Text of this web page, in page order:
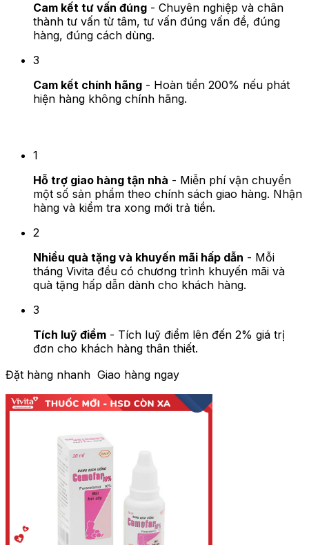
Cam kết tư vấn đúng - Chuyên nghiệp và chân
thành tư vấn từ tâm, tư vấn đúng vấn đề, đúng
hàng, đúng cách dùng.
3
Cam kết chính hãng - Hoàn tiền 200% nếu phát
hiện hàng không chính hãng.
1
Hỗ trợ giao hàng tận nhà - Miễn phí vận chuyển
một số sản phẩm theo chính sách giao hàng. Nhận
hàng và kiểm tra xong mới trả tiền.
2
Nhiều quà tặng và khuyến mãi hấp dẫn - Mỗi
tháng Vivita đều có chương trình khuyến mãi và
quà tặng hấp dẫn dành cho khách hàng.
3
Tích luỹ điểm - Tích luỹ điểm lên đến 2% giá trị
đơn cho khách hàng thân thiết.
Đặt hàng nhanh Giao hàng ngay